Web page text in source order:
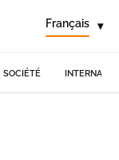
Français ▾
SOCIÉTÉ